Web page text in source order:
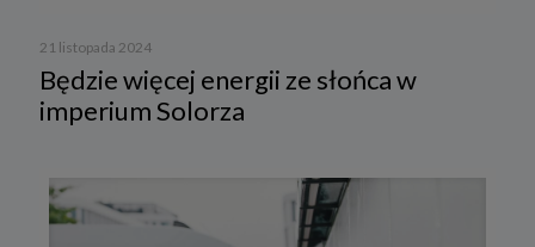
21 listopada 2024
Będzie więcej energii ze słońca w
imperium Solorza